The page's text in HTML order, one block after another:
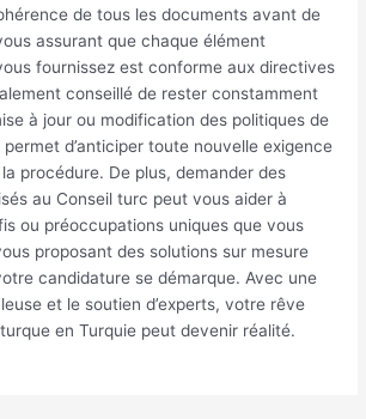
de tous les documents avant de
assurant que chaque élément
fournissez est conforme aux directives
conseillé de rester constamment
à jour ou modification des politiques de
d’anticiper toute nouvelle exigence
procédure. De plus, demander des
au Conseil turc peut vous aider à
ou préoccupations uniques que vous
proposant des solutions sur mesure
candidature se démarque. Avec une
et le soutien d’experts, votre rêve
en Turquie peut devenir réalité.